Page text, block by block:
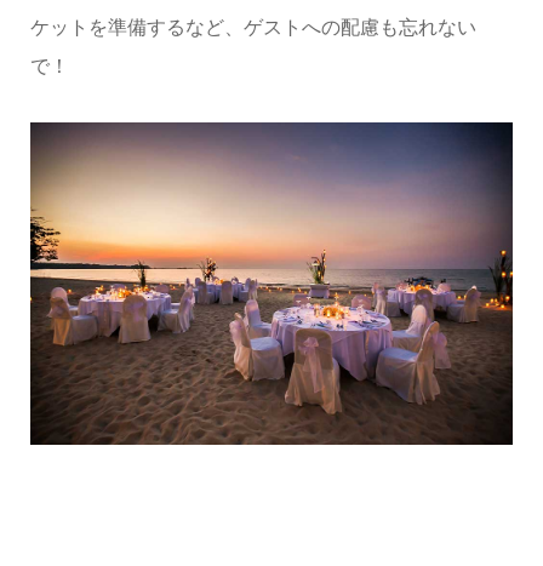
ケットを準備するなど、ゲストへの配慮も忘れない
で！